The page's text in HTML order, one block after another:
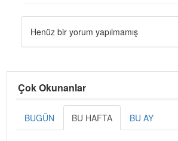
Henüz bir yorum yapılmamış
Çok Okunanlar
BUGÜN BU HAFTA BU AY